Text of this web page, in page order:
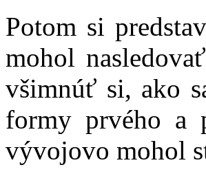
Potom si
mohol
všimnúť si, ako
formy prvého a
vývojovo mohol